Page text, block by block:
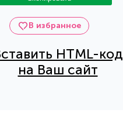
В избранное
HTML-код
на Ваш сайт